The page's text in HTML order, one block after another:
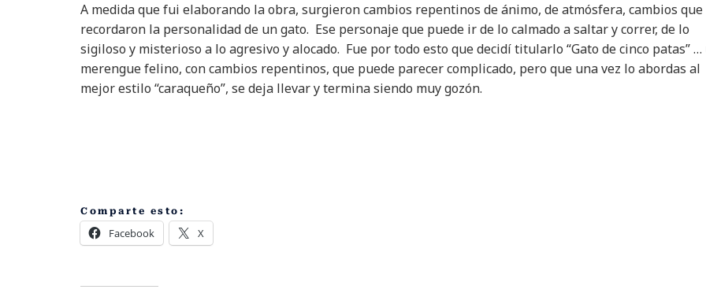
A medida que fui elaborando la obra, surgieron cambios repentinos de ánimo, de atmósfera, cambios que
recordaron la personalidad de un gato. Ese personaje que puede ir de lo calmado a saltar y correr, de lo
sigiloso y misterioso a lo agresivo y alocado. Fue por todo esto que decidí titularlo “Gato de cinco patas” …
merengue felino, con cambios repentinos, que puede parecer complicado, pero que una vez lo abordas al
mejor estilo “caraqueño”, se deja llevar y termina siendo muy gozón.
Comparte esto:
Facebook X